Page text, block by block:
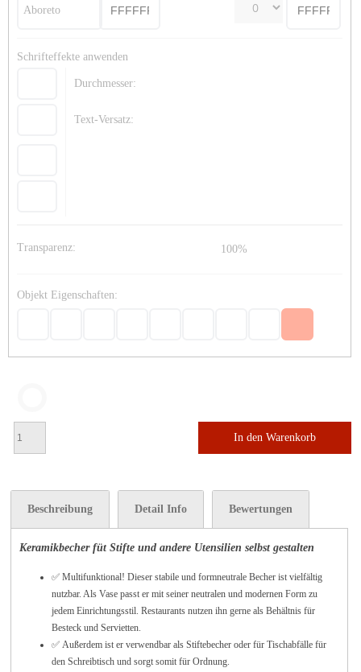
Aboreto
Schrifteffekte anwenden
Durchmesser:
Text-Versatz:
Transparenz: 100%
Objekt Eigenschaften:
In den Warenkorb
Beschreibung Detail Info Bewertungen
Keramikbecher füt Stifte und andere Utensilien selbst gestalten
✅ Multifunktional! Dieser stabile und formneutrale Becher ist vielfältig
nutzbar. Als Vase passt er mit seiner neutralen und modernen Form zu
jedem Einrichtungsstil. Restaurants nutzen ihn gerne als Behältnis für
Besteck und Servietten.
✅ Außerdem ist er verwendbar als Stiftebecher oder für Tischabfälle für
den Schreibtisch und sorgt somit für Ordnung.